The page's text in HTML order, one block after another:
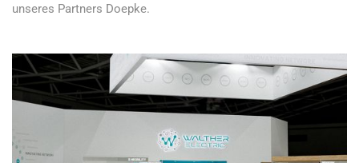
unseres Partners Doepke.